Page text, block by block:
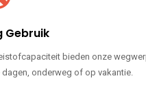
Gebruik
bieden onze
onderweg of op vakantie.